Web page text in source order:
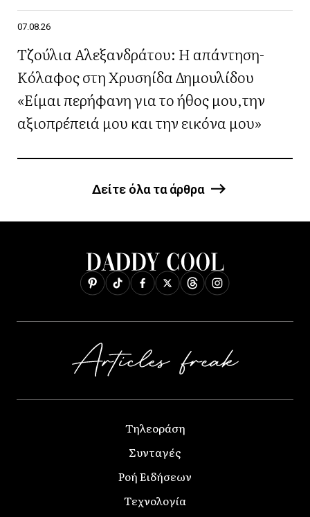
07.08.26
Τζούλια Αλεξανδράτου: Η απάντηση-
Κόλαφος στη Χρυσηίδα Δημουλίδου
«Είμαι περήφανη για το ήθος μου,την
αξιοπρέπειά μου και την εικόνα μου»
Δείτε όλα τα άρθρα
Τηλεοράση
Συνταγές
Ροή Ειδήσεων
Τεχνολογία